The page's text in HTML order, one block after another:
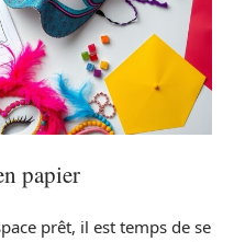
papier
prêt, il est temps de se